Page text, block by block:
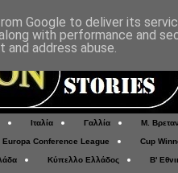
Ιταλία Γαλλία Μ.
Europa Conference League Cup
Κύπελλο Ελλάδος Β'
Google to deliver its
with performance and
address abuse.